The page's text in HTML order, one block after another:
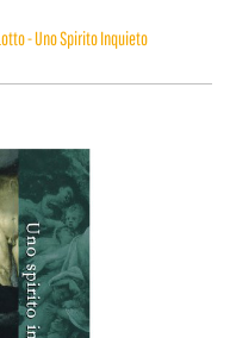
- Uno Spirito Inquieto